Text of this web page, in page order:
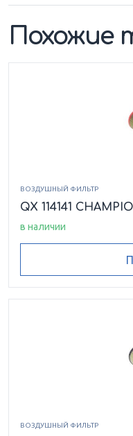
Похожие
ВОЗДУШНЫЙ ФИЛЬТР
QX 114141
в наличии
ВОЗДУШНЫЙ ФИЛЬТР